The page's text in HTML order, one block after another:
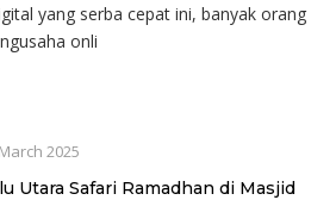
yang serba cepat ini, banyak orang
onli
2025
Utara Safari Ramadhan di Masjid